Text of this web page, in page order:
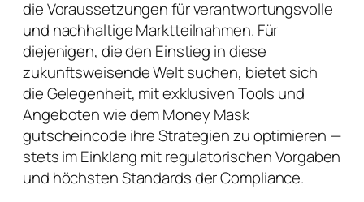
die Voraussetzungen für verantwortungsvolle
und nachhaltige Marktteilnahmen. Für
diejenigen, die den Einstieg in diese
zukunftsweisende Welt suchen, bietet sich
die Gelegenheit, mit exklusiven Tools und
Angeboten wie dem Money Mask
gutscheincode ihre Strategien zu optimieren —
stets im Einklang mit regulatorischen Vorgaben
und höchsten Standards der Compliance.